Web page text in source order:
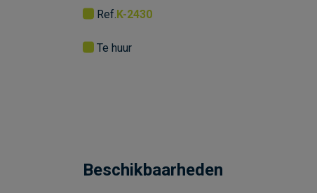
Ref.K-2430
Te huur
Beschikbaarheden